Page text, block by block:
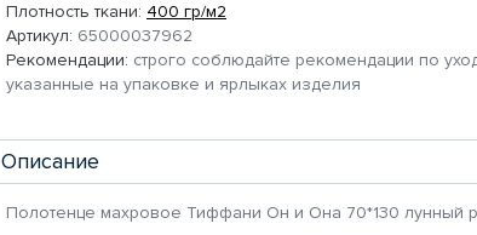
Плотность ткани: 400 гр/м2
Артикул: 65000037962
Рекомендации: строго соблюдайте рекомендации по
указанные на упаковке и ярлыках изделия
Описание
Полотенце махровое Тиффани Он и Она 70*130 лунный